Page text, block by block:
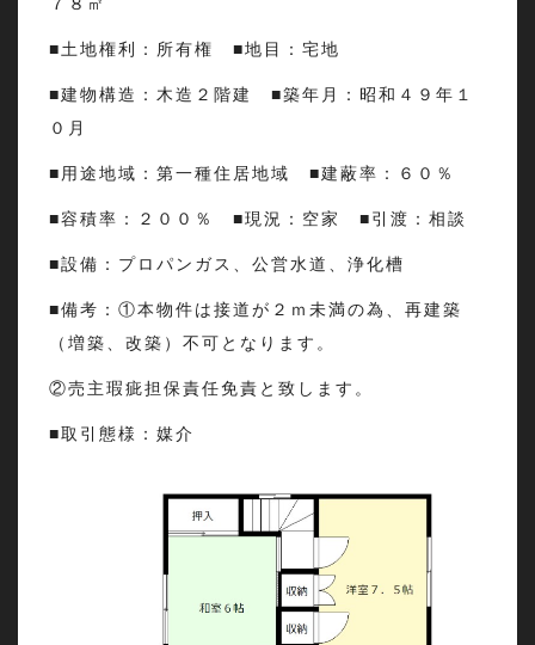
■土地権利：所有権 ■地目：宅地
■建物構造：木造２階建 ■築年月：昭和４９年１
０月
■用途地域：第一種住居地域 ■建蔽率：６０％
■容積率：２００％ ■現況：空家 ■引渡：相談
■設備：プロパンガス、公営水道、浄化槽
■備考：①本物件は接道が２ｍ未満の為、再建築
（増築、改築）不可となります。
②売主瑕疵担保責任免責と致します。
■取引態様：媒介